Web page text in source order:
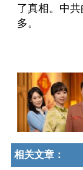
了真相。中共
多。
相关文章：